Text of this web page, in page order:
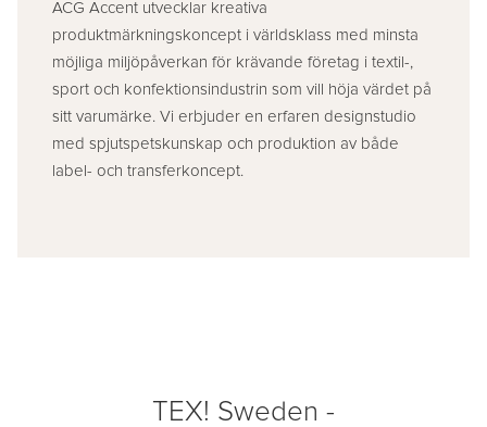
ACG Accent utvecklar kreativa
produktmärkningskoncept i världsklass med minsta
möjliga miljöpåverkan för krävande företag i textil-,
sport och konfektionsindustrin som vill höja värdet på
sitt varumärke. Vi erbjuder en erfaren designstudio
med spjutspetskunskap och produktion av både
label- och transferkoncept.
TEX! Sweden -